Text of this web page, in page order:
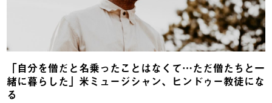
「自分を僧だと名乗ったことはなくて…ただ僧たちと一
緒に暮らした」米ミュージシャン、ヒンドゥー教徒にな
る